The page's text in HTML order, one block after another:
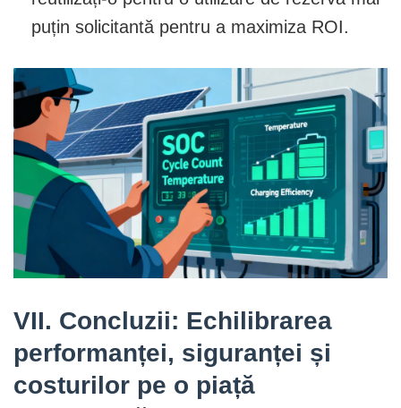
puțin solicitantă pentru a maximiza ROI.
VII. Concluzii: Echilibrarea
performanței, siguranței și
costurilor pe o piață